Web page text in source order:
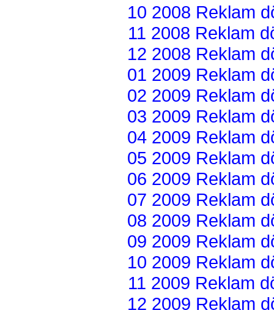
10 2008 Reklam
11 2008 Reklam
12 2008 Reklam
01 2009 Reklam
02 2009 Reklam
03 2009 Reklam
04 2009 Reklam
05 2009 Reklam
06 2009 Reklam
07 2009 Reklam
08 2009 Reklam
09 2009 Reklam
10 2009 Reklam
11 2009 Reklam
12 2009 Reklam